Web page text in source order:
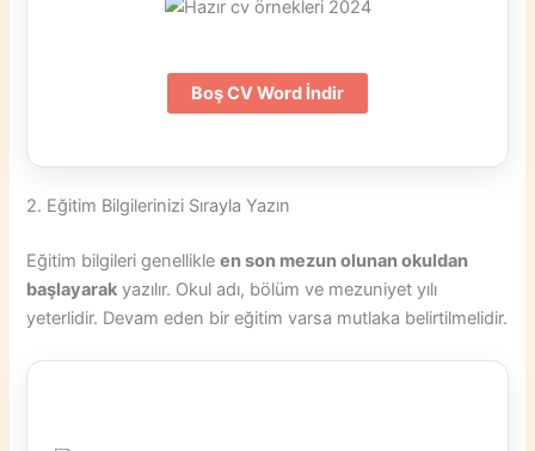
Boş CV Word İndir
2. Eğitim Bilgilerinizi Sırayla Yazın
Eğitim bilgileri genellikleen son mezun olunan okuldan
başlayarak yazılır. Okul adı, bölüm ve mezuniyet yılı
yeterlidir. Devam eden bir eğitim varsa mutlaka belirtilmelidir.